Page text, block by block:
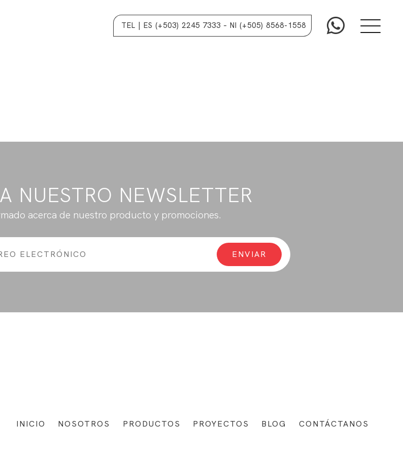
TEL | ES (+503) 2245 7333 – NI (+505) 8568-1558
NUESTRO NEWSLETTER
acerca de nuestro producto y promociones.
INICIO NOSOTROS PRODUCTOS PROYECTOS BLOG CONTÁCTANOS